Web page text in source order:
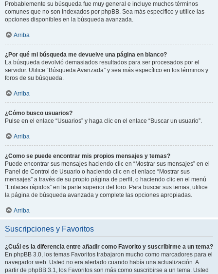
Probablemente su búsqueda fue muy general e incluye muchos términos
comunes que no son indexados por phpBB. Sea más específico y utilice las
opciones disponibles en la búsqueda avanzada.
Arriba
¿Por qué mi búsqueda me devuelve una página en blanco?
La búsqueda devolvió demasiados resultados para ser procesados por el
servidor. Utilice “Búsqueda Avanzada” y sea más específico en los términos y
foros de su búsqueda.
Arriba
¿Cómo busco usuarios?
Pulse en el enlace “Usuarios” y haga clic en el enlace “Buscar un usuario”.
Arriba
¿Como se puede encontrar mis propios mensajes y temas?
Puede encontrar sus mensajes haciendo clic en “Mostrar sus mensajes” en el
Panel de Control de Usuario o haciendo clic en el enlace “Mostrar sus
mensajes” a través de su propio página de perfil, o haciendo clic en el menú
“Enlaces rápidos” en la parte superior del foro. Para buscar sus temas, utilice
la página de búsqueda avanzada y complete las opciones apropiadas.
Arriba
Suscripciones y Favoritos
¿Cuál es la diferencia entre añadir como Favorito y suscribirme a un tema?
En phpBB 3.0, los temas Favoritos trabajaron mucho como marcadores para el
navegador web. Usted no era alertado cuando había una actualización. A
partir de phpBB 3.1, los Favoritos son más como suscribirse a un tema. Usted